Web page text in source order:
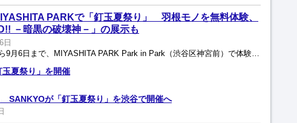
PARKで「釘玉夏祭り」 羽根モノを無料体験、
－暗黒の破壊神－」の展示も
日
SANKYOは8月29日から9月6日まで、MIYASHITA PARK Park in Park（渋谷区神宮前）で体験型ポップアップ店舗「釘玉夏祭り」を開催する。営業時間は正午から午後8時まで、...
夏祭り」を開催
SANKYOが「釘玉夏祭り」を渋谷で開催へ